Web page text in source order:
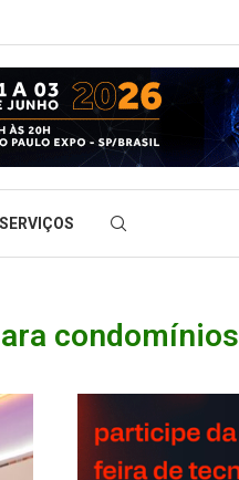
condomínios